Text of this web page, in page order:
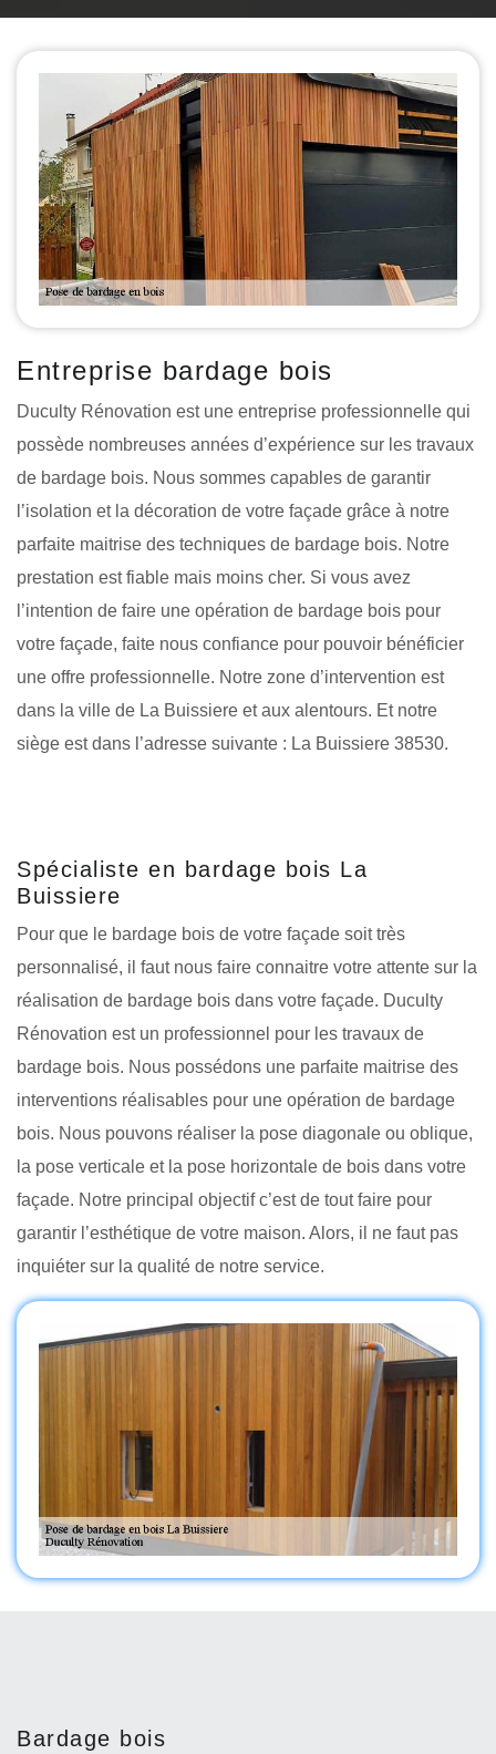
Entreprise bardage bois
Duculty Rénovation est une entreprise professionnelle qui
possède nombreuses années d’expérience sur les travaux
de bardage bois. Nous sommes capables de garantir
l’isolation et la décoration de votre façade grâce à notre
parfaite maitrise des techniques de bardage bois. Notre
prestation est fiable mais moins cher. Si vous avez
l’intention de faire une opération de bardage bois pour
votre façade, faite nous confiance pour pouvoir bénéficier
une offre professionnelle. Notre zone d’intervention est
dans la ville de La Buissiere et aux alentours. Et notre
siège est dans l’adresse suivante : La Buissiere 38530.
Spécialiste en bardage bois La
Buissiere
Pour que le bardage bois de votre façade soit très
personnalisé, il faut nous faire connaitre votre attente sur la
réalisation de bardage bois dans votre façade. Duculty
Rénovation est un professionnel pour les travaux de
bardage bois. Nous possédons une parfaite maitrise des
interventions réalisables pour une opération de bardage
bois. Nous pouvons réaliser la pose diagonale ou oblique,
la pose verticale et la pose horizontale de bois dans votre
façade. Notre principal objectif c’est de tout faire pour
garantir l’esthétique de votre maison. Alors, il ne faut pas
inquiéter sur la qualité de notre service.
Bardage bois